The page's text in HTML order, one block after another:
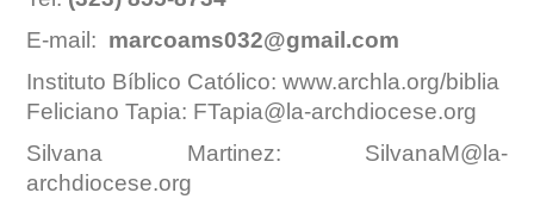
E-mail: marcoams032@gmail.com
Instituto Bíblico Católico:www.archla.org/biblia
Feliciano Tapia: FTapia@la-archdiocese.org
Silvana Martinez: SilvanaM@la-
archdiocese.org